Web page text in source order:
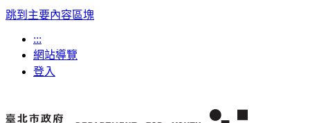
跳到主要內容區塊
:::
網站導覽
登入